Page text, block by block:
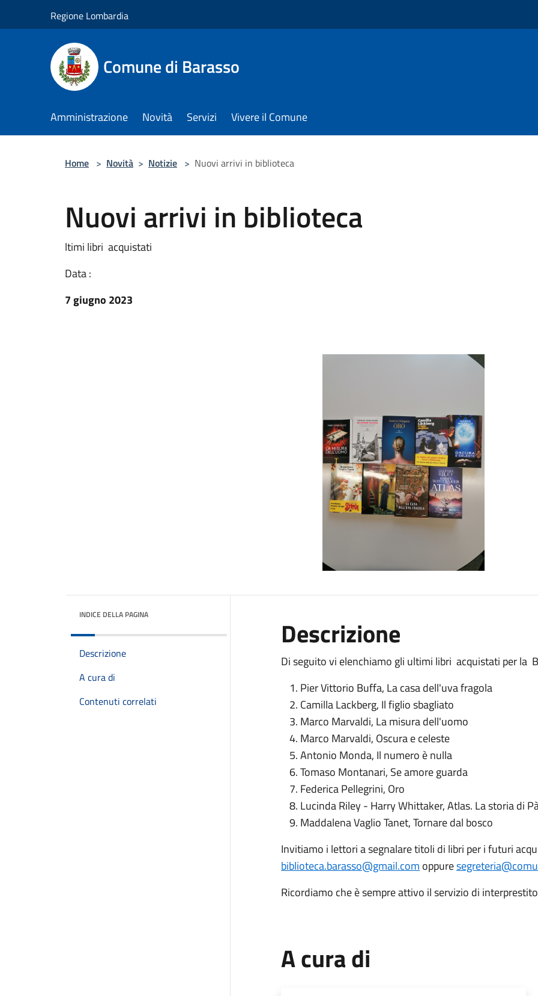
Regione Lombardia
Comune di Barasso
Amministrazione Novità Servizi Vivere il Comune
Home > Novità > Notizie > Nuovi arrivi in biblioteca
Nuovi arrivi in biblioteca
ltimi libri acquistati
Data :
7 giugno 2023
INDICE DELLA PAGINA
Descrizione
A cura di
Contenuti correlati
Descrizione
Di seguito vi elenchiamo gli ultimi libri acquistati per la
Pier Vittorio Buffa, La casa dell'uva fragola
Camilla Lackberg, Il figlio sbagliato
Marco Marvaldi, La misura dell'uomo
Marco Marvaldi, Oscura e celeste
Antonio Monda, Il numero è nulla
Tomaso Montanari, Se amore guarda
Federica Pellegrini, Oro
Lucinda Riley - Harry Whittaker, Atlas. La storia di
Maddalena Vaglio Tanet, Tornare dal bosco
Invitiamo i lettori a segnalare titoli di libri per i futuri
biblioteca.barasso@gmail.com oppure
Ricordiamo che è sempre attivo il servizio di
A cura di